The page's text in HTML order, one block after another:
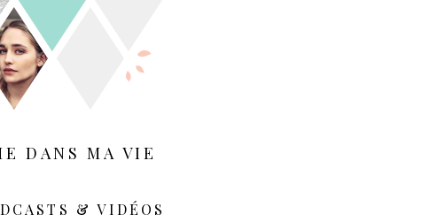
DANS MA VIE
& VIDÉOS